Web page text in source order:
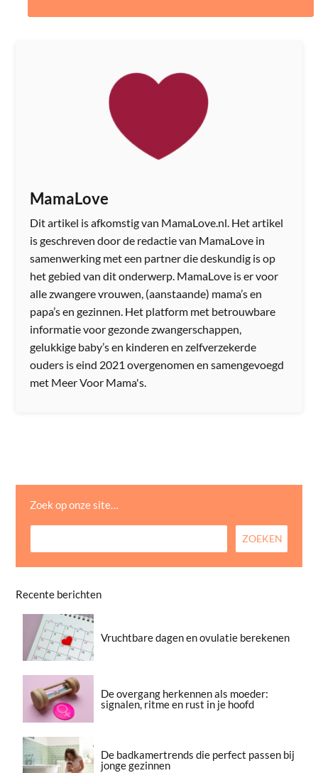
MamaLove
Dit artikel is afkomstig van MamaLove.nl. Het artikel
is geschreven door de redactie van MamaLove in
samenwerking met een partner die deskundig is op
het gebied van dit onderwerp. MamaLove is er voor
alle zwangere vrouwen, (aanstaande) mama’s en
papa’s en gezinnen. Het platform met betrouwbare
informatie voor gezonde zwangerschappen,
gelukkige baby’s en kinderen en zelfverzekerde
ouders is eind 2021 overgenomen en samengevoegd
met Meer Voor Mama's.
Zoek op onze site…
Recente berichten
Vruchtbare dagen en ovulatie berekenen
De overgang herkennen als moeder:
signalen, ritme en rust in je hoofd
De badkamertrends die perfect passen bij
jonge gezinnen